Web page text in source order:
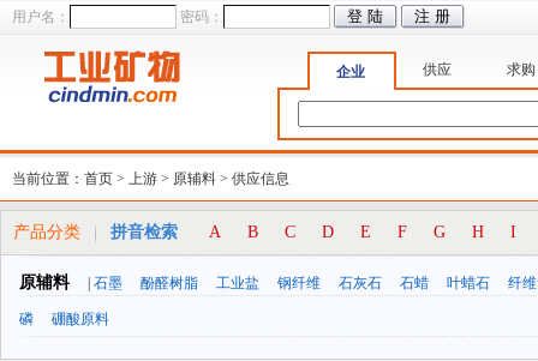
用户名： 密码：
企业 供应 求购
当前位置： 首页 > 上游 > 原辅料 > 供应信息
产品分类 拼音检索 A B C D E F G H I
原辅料 石墨 酚醛树脂 工业盐 钢纤维 石灰石 石蜡 叶蜡石 纤
磷 硼酸原料